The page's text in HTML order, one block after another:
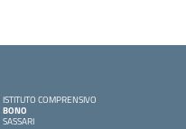
ISTITUTO COMPRENSIVO
BONO
SASSARI